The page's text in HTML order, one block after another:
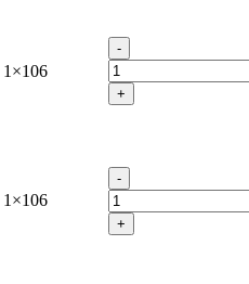
1×106
-
+
1×106
-
+